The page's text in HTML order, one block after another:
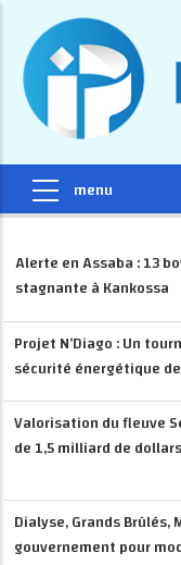
Alerte en Assaba : 13
stagnante à Kankossa
Projet N’Diago : Un
sécurité énergétique
Valorisation du fleuve
de 1,5 milliard de
Dialyse, Grands
gouvernement pour